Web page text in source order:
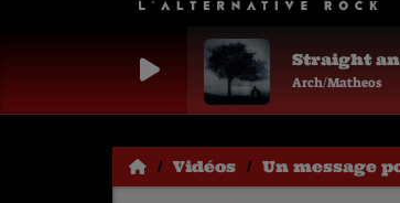
Straight
Arch/Matheos
Vidéos Un message